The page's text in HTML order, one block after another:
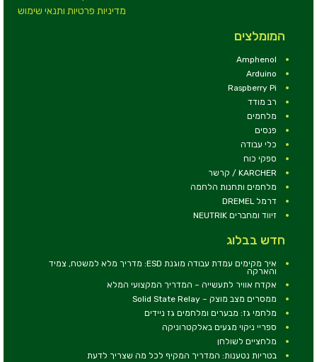
מדיניות פרטיות ותנאי שימוש
המומלצים
Amphenol
Arduino
Raspberry Pi
רב מודד
מלחמים
פנסים
כלי עבודה
ספקי כוח
KARCHER / קרשר
מלחמים ותחנות הלחמה
דרמל DREMEL
זיווד ומחברים NEUTRIK
חדש בבלוג
איך מקימים עמדת עבודה מוגנת ESD: מדריך מלא למשטח, צמיד
והארקה
אקדח אוויר לתעשייה – המדריך המקצועי המלא
ממסרים מצב מוצק – Solid State Relay
מלחמי גז: מבערים ומלחמים גז ניידים
ספריי ניקוי מגעים באלקטרוניקה
מלחציים לשולחן
בטריות נטענות: המדריך המקיף לכל מה שצריך לדעת